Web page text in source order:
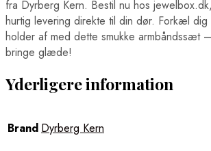
fra Dyrberg Kern. Bestil nu hos
hurtig levering direkte til din dør. Forkæl
holder af med dette smukke armbåndssæt
bringe glæde!
Yderligere information
Brand Dyrberg Kern